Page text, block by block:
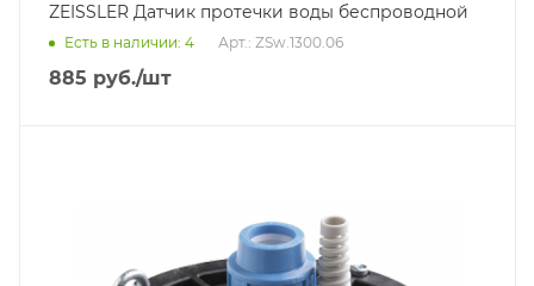
ZEISSLER Датчик протечки воды беспроводной
Есть в наличии: 4 Арт.: ZSw.1300.06
885 руб./шт